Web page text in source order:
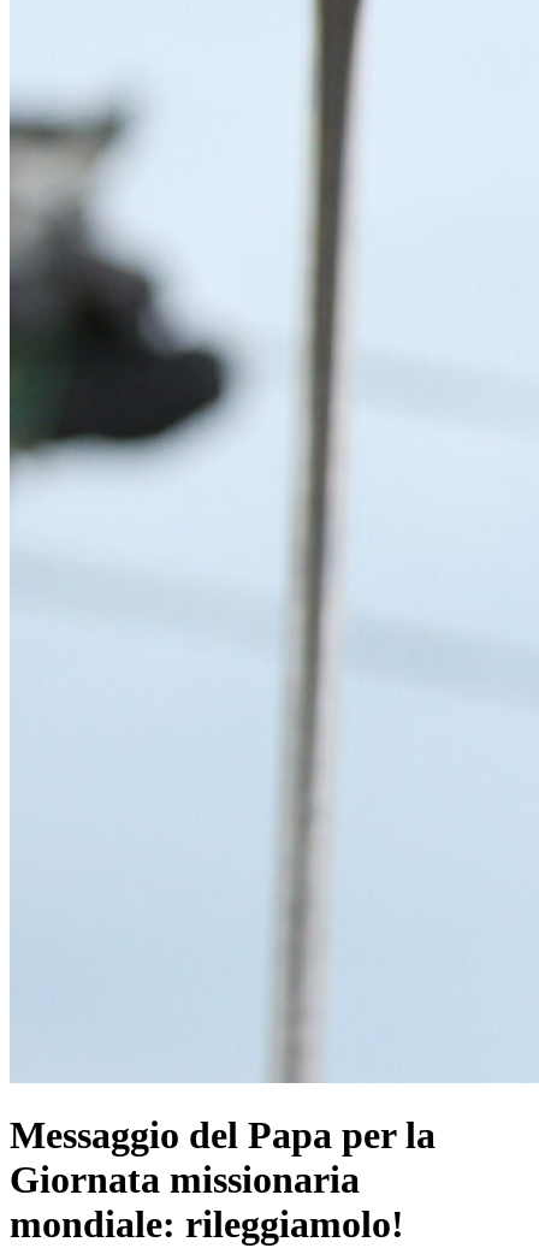
Messaggio del Papa per la
Giornata missionaria
mondiale: rileggiamolo!